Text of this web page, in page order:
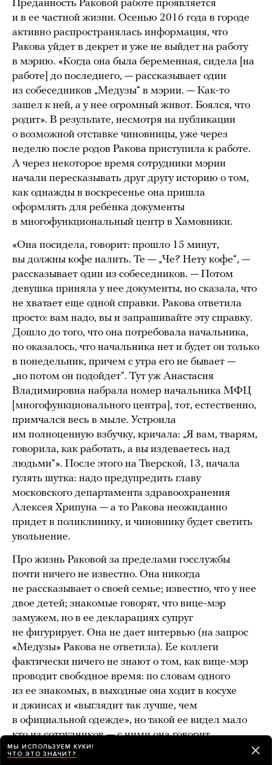
Преданность Раковой работе проявляется
и в ее частной жизни. Осенью 2016 года в городе
активно распространялась информация, что
Ракова уйдет в декрет и уже не выйдет на работу
в мэрию. «Когда она была беременная, сидела [на
работе] до последнего, — рассказывает один
из собеседников „Медузы“ в мэрии. — Как-то
зашел к ней, а у нее огромный живот. Боялся, что
родит». В результате, несмотря на публикации
о возможной отставке чиновницы, уже через
неделю после родов Ракова приступила к работе.
А через некоторое время сотрудники мэрии
начали пересказывать друг другу историю о том,
как однажды в воскресенье она пришла
оформлять для ребенка документы
в многофункциональный центр в Хамовники.
«Она посидела, говорит: прошло 15 минут,
вы должны кофе налить. Те — „Че? Нету кофе“, —
рассказывает один из собеседников. — Потом
девушка приняла у нее документы, но сказала, что
не хватает еще одной справки. Ракова ответила
просто: вам надо, вы и запрашивайте эту справку.
Дошло до того, что она потребовала начальника,
но оказалось, что начальника нет и будет он только
в понедельник, причем с утра его не бывает —
„но потом он подойдет“. Тут уж Анастасия
Владимировна набрала номер начальника МФЦ
[многофункционального центра], тот, естественно,
примчался весь в мыле. Устроила
им полноценную взбучку, кричала: „Я вам, тварям,
говорила, как работать, а вы издеваетесь над
людьми“». После этого на Тверской, 13, начала
гулять шутка: надо предупредить главу
московского департамента здравоохранения
Алексея Хрипуна — а то Ракова неожиданно
придет в поликлинику, и чиновнику будет светить
увольнение.
Про жизнь Раковой за пределами госслужбы
почти ничего не известно. Она никогда
не рассказывает о своей семье; известно, что у нее
двое детей; знакомые говорят, что вице-мэр
замужем, но в ее декларациях супруг
не фигурирует. Она не дает интервью (на запрос
«Медузы» Ракова не ответила). Ее коллеги
фактически ничего не знают о том, как вице-мэр
проводит свободное время: по словам одного
из ее знакомых, в выходные она ходит в косухе
и джинсах и «выглядит так лучше, чем
в официальной одежде», но такой ее видел мало
кто из сотрудников — с ними она говорит
исключительно о работе.
МЫ ИСПОЛЬЗУЕМ КУКИ!
ЧТО ЭТО ЗНАЧИТ?